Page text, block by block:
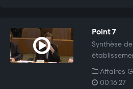
Point 7
Synthèse
Affaires
00:16:27